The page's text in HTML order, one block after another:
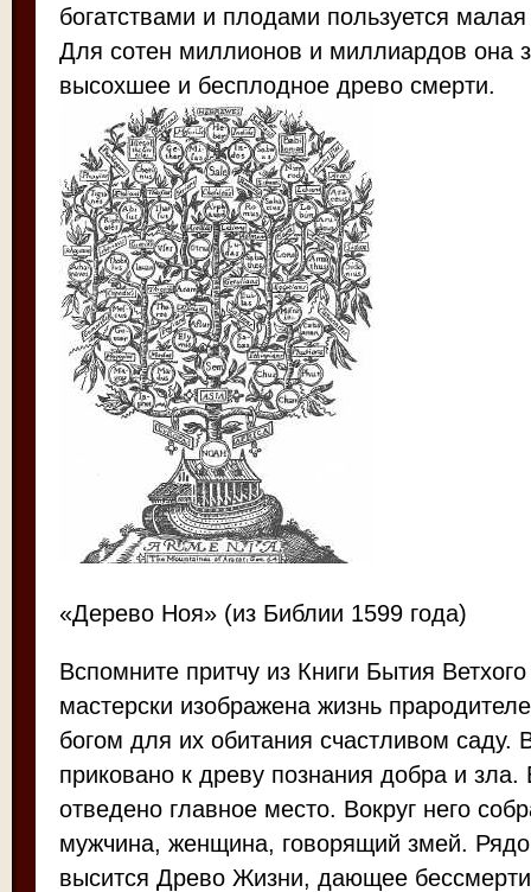
богатствами и плодами пользуется малая
Для сотен миллионов и миллиардов она
высохшее и бесплодное древо смерти.
«Дерево Ноя» (из Библии 1599 года)
Вспомните притчу из Книги Бытия
мастерски изображена жизнь
богом для их обитания счастливом саду.
приковано к древу познания добра и зла.
отведено главное место. Вокруг него
мужчина, женщина, говорящий змей.
высится Древо Жизни, дающее